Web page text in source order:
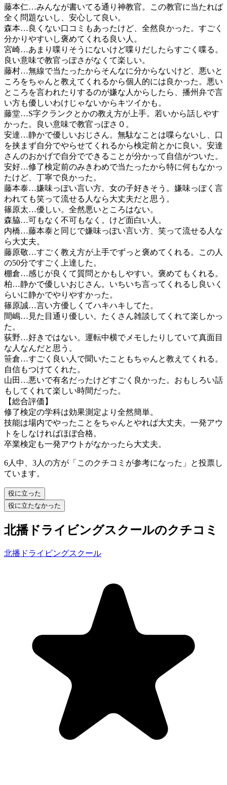
藤本仁…みんなが書いてる通り神教官。この教官に当たれば
全く問題ないし、安心して良い。
森本…良くない口コミもあったけど、全然良かった。すごく
分かりやすいし褒めてくれる良い人。
宮崎…あまり喋りそうにないけど喋りだしたらすごく喋る。
良い意味で教官っぽさがなくて楽しい。
藤村…無線で当たったからそんなに分からないけど、悪いと
ころをちゃんと教えてくれるから個人的には良かった。悪い
ところを言われたりするのが嫌な人からしたら、播州弁で言
い方も優しいわけじゃないからキツイかも。
藤堂…S字クランクとかの教え方が上手。若いから話しやす
かった。良い意味で教官っぽさ０。
安達…静かで優しいおじさん。無駄なことは喋らないし、口
を挟まず自分でやらせてくれるから検定前とかに良い。安達
さんのおかげで自分でできることが分かって自信がついた。
安好…修了検定前のみきわめで当たったから特に何もなかっ
たけど、丁寧で良かった。
藤本泰…嫌味っぽい言い方。女の子好きそう。嫌味っぽく言
われても笑って流せる人なら大丈夫だと思う。
篠原太…優しい。全然悪いところはない。
森脇…可もなく不可もなく。けど面白い人。
内橋…藤本泰と同じで嫌味っぽい言い方、笑って流せる人な
ら大丈夫。
藤原敬…すごく教え方が上手でずっと褒めてくれる。この人
の50分ですごく上達した。
棚倉…感じが良くて質問とかもしやすい。褒めてもくれる。
柏…静かで優しいおじさん。いちいち言ってくれるし良いく
らいに静かでやりやすかった。
篠原誠…言い方優しくてハキハキしてた。
間嶋…見た目通り優しい。たくさん雑談してくれて楽しかっ
た。
荻野…好きではない。運転中横でメモしたりしていて真面目
な人なんだと思う。
笹倉…すごく良い人で聞いたこともちゃんと教えてくれる。
自信もつけてくれた。
山田…悪いで有名だったけどすごく良かった。おもしろい話
もしてくれて楽しい時間だった。
【総合評価】
修了検定の学科は効果測定より全然簡単。
技能は場内でやったことをちゃんとやれば大丈夫。一発アウ
トをしなければほぼ合格。
卒業検定も一発アウトがなかったら大丈夫。
6人中、3人の方が「このクチコミが参考になった」と投票し
ています。
役に立った
役に立たなかった
北播ドライビングスクールのクチコミ
北播ドライビングスクール